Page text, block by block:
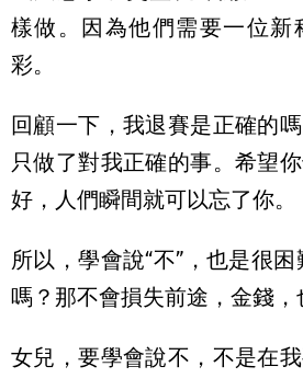
樣做。因為他們需要一位新
彩。
回顧一下，我退賽是正確的
只做了對我正確的事。希望
好，人們瞬間就可以忘了你。
所以，學會說“不”，也是很
嗎？那不會損失前途，金錢，
女兒，要學會說不，不是在